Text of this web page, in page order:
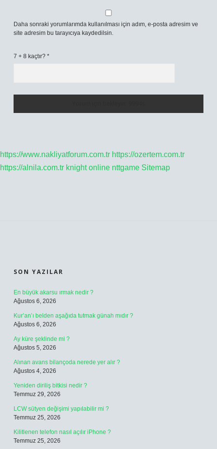
Daha sonraki yorumlarımda kullanılması için adım, e-posta adresim ve
site adresim bu tarayıcıya kaydedilsin.
7 + 8 kaçtır? *
https://www.nakliyatforum.com.tr https://ozertem.com.tr
https://alnila.com.tr knight online nttgame Sitemap
SON YAZILAR
En büyük akarsu ırmak nedir ?
Ağustos 6, 2026
Kur’an’ı belden aşağıda tutmak günah mıdır ?
Ağustos 6, 2026
Ay küre şeklinde mi ?
Ağustos 5, 2026
Alınan avans bilançoda nerede yer alır ?
Ağustos 4, 2026
Yeniden diriliş bitkisi nedir ?
Temmuz 29, 2026
LCW sütyen değişimi yapılabilir mi ?
Temmuz 25, 2026
Kilitlenen telefon nasıl açılır iPhone ?
Temmuz 25, 2026